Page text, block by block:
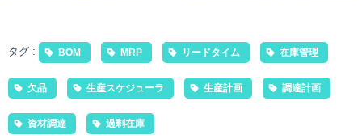
タグ : BOM MRP リードタイム 在庫管理
欠品 生産スケジューラ 生産計画 調達計画
資材調達 過剰在庫